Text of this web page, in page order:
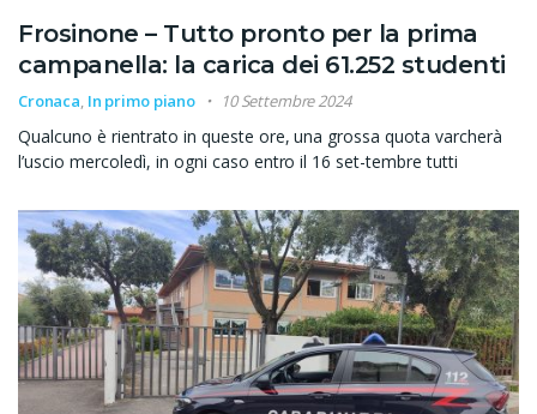
Frosinone – Tutto pronto per la prima
campanella: la carica dei 61.252 studenti
Cronaca, In primo piano 10 Settembre 2024
Qualcuno è rientrato in queste ore, una grossa quota varcherà
l’uscio mercoledì, in ogni caso entro il 16 set-tembre tutti